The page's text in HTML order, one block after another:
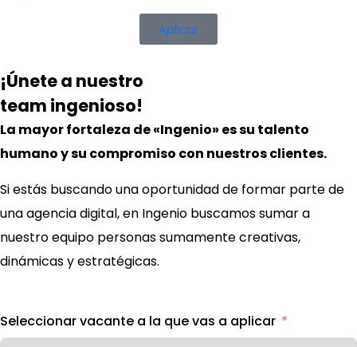
Aplicar
¡Únete a nuestro
team ingenioso!
La mayor fortaleza de «Ingenio» es su talento
humano y su compromiso con nuestros clientes.
Si estás buscando una oportunidad de formar parte de
una agencia digital, en Ingenio buscamos sumar a
nuestro equipo personas sumamente creativas,
dinámicas y estratégicas.
Seleccionar vacante a la que vas a aplicar